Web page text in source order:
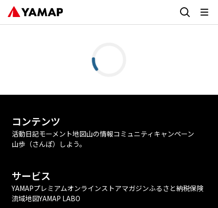
コンテンツ
活動日記モーメント地図山の情報コミュニティ キャンペーン
山歩（さんぽ）しよう。
サービス
YAMAPプレミアムオンラインストアマガジンふるさと納税保険
流域地図YAMAP LABO